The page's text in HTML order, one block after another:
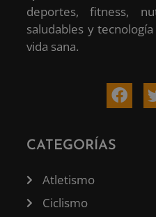
deportes, fitness,
saludables y
vida sana.
CATEGORÍAS
Atletismo
Ciclismo